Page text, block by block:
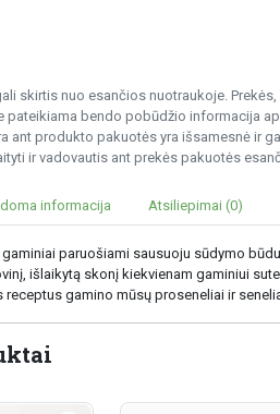
skirtis nuo esančios nuotraukoje.
pateikiama bendo pobūdžio informacija
ant produkto pakuotės yra išsamesnė ir
ir vadovautis ant prekės pakuotės
informacija Atsiliepimai (0)
paruošiami sausuoju sūdymo
išlaikytą skonį kiekvienam gaminiui
receptus gamino mūsų proseneliai ir